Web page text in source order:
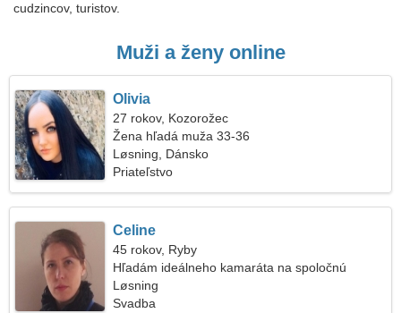
cudzincov, turistov.
Muži a ženy online
Olivia
27 rokov, Kozorožec
Žena hľadá muža 33-36
Løsning, Dánsko
Priateľstvo
Celine
45 rokov, Ryby
Hľadám ideálneho kamaráta na spoločnú
lyžovačku
Løsning
Svadba